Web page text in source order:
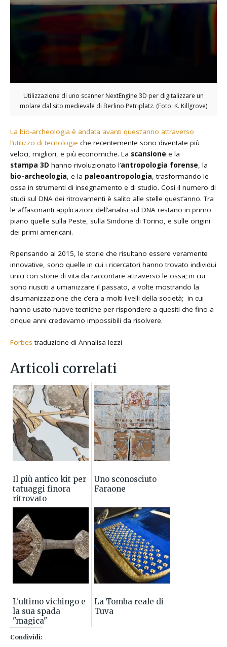
Utilizzazione di uno scanner NextEngine 3D per digitalizzare un
molare dal sito medievale di Berlino Petriplatz. (Foto: K. Killgrove)
La bio-archeologia è andata avanti quest’anno attraverso
l’utilizzo di tecnologieche recentemente sono diventate più
veloci, migliori, e più economiche. La scansionee la
stampa 3D hanno rivoluzionato l’antropologia forense, la
bio-archeologia, e la paleoantropologia, trasformando le
ossa in strumenti di insegnamento e di studio. Così il numero di
studi sul DNA dei ritrovamenti è salito alle stelle quest’anno. Tra
le affascinanti applicazioni dell’analisi sul DNA restano in primo
piano quelle sulla Peste, sulla Sindone di Torino, e sulle origini
dei primi americani.
Ripensando al 2015, le storie che risultano essere veramente
innovative, sono quelle in cui i ricercatori hanno trovato individui
unici con storie di vita da raccontare attraverso le ossa; in cui
sono riusciti a umanizzare il passato, a volte mostrando la
disumanizzazione che c’era a molti livelli della società; in cui
hanno usato nuove tecniche per rispondere a quesiti che fino a
cinque anni credevamo impossibili da risolvere.
Forbes traduzione di Annalisa Iezzi
Articoli correlati
Il più antico kit per
tatuaggi finora
ritrovato
Uno sconosciuto
Faraone
L'ultimo vichingo e
la sua spada
"magica"
La Tomba reale di
Tuva
Condividi: